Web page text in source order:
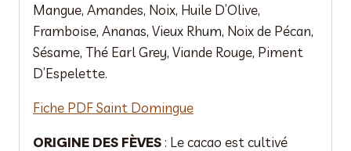
Mangue, Amandes, Noix, Huile D’Olive,
Framboise, Ananas, Vieux Rhum, Noix de Pécan,
Sésame, Thé Earl Grey, Viande Rouge, Piment
D’Espelette.
Fiche PDF Saint Domingue
ORIGINE DES FÈVES: Le cacao est cultivé